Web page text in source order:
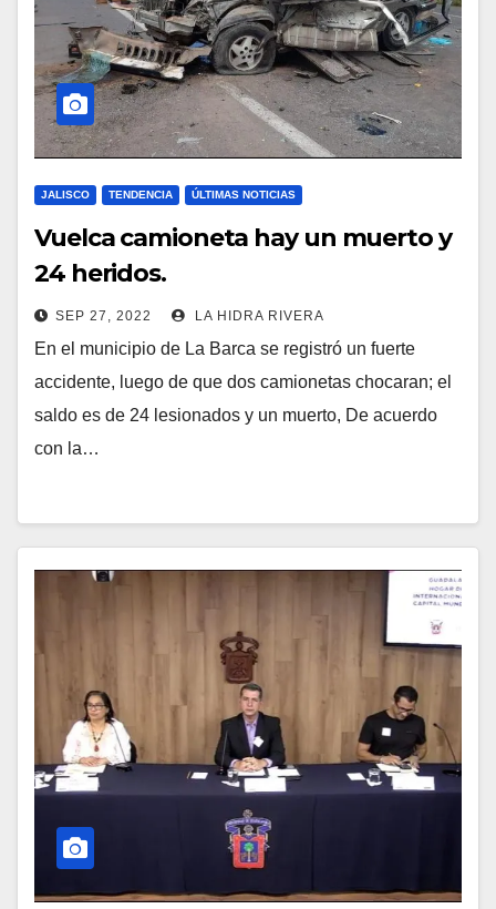
JALISCO TENDENCIA ÚLTIMAS NOTICIAS
Vuelca camioneta hay un muerto y
24 heridos.
SEP 27, 2022 LA HIDRA RIVERA
En el municipio de La Barca se registró un fuerte
accidente, luego de que dos camionetas chocaran; el
saldo es de 24 lesionados y un muerto, De acuerdo
con la…